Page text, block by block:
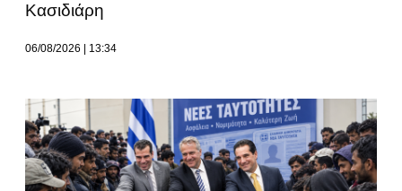
Κασιδιάρη
06/08/2026 13:34